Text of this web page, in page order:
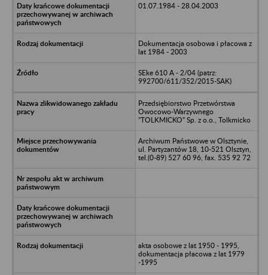
01.07.1984 - 28.04.2003
Dokumentacja osobowa i płacowa z
lat 1984 - 2003
SEke 610 A - 2/04 (patrz:
992700/611/352/2015-SAK)
Przedsiębiorstwo Przetwórstwa
Owocowo-Warzywnego
"TOLKMICKO" Sp. z o.o., Tolkmicko
Archiwum Państwowe w Olsztynie,
ul. Partyzantów 18, 10-521 Olsztyn,
tel.(0-89) 527 60 96, fax. 535 92 72
akta osobowe z lat 1950 - 1995,
dokumentacja płacowa z lat 1979
-1995